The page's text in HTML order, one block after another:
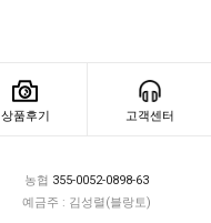
상품후기 고객센터
농협 355-0052-0898-63
예금주 : 김성렬(블랑토)